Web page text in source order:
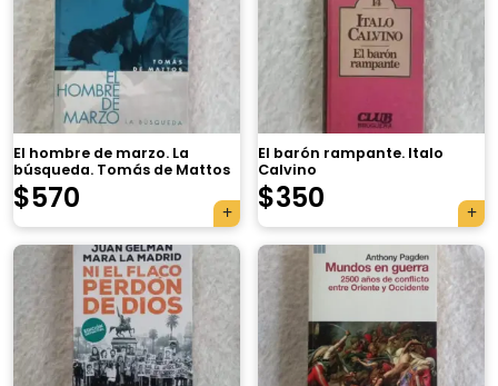
El hombre de marzo. La
búsqueda. Tomás de Mattos
$570
El barón rampante. Italo
Calvino
$350
×